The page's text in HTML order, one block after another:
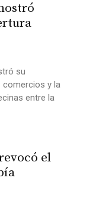
su
comercios y la
entre la
el